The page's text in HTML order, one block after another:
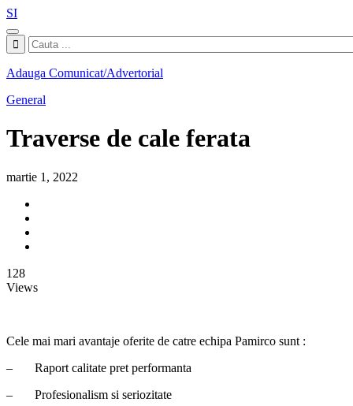
SI
Adauga Comunicat/Advertorial
General
Traverse de cale ferata
martie 1, 2022
128
Views
Cele mai mari avantaje oferite de catre echipa Pamirco sunt :
– Raport calitate pret performanta
– Profesionalism si seriozitate